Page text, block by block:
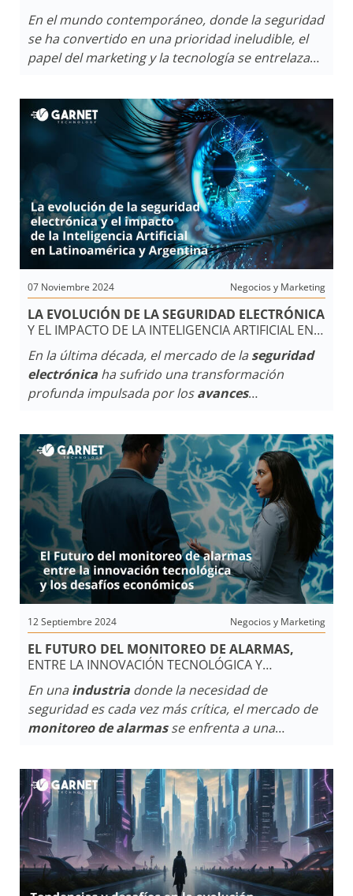
SEGURIDAD
En el mundo contemporáneo, donde la seguridad
se ha convertido en una prioridad ineludible, el
papel del marketing y la tecnología se entrelazan
explorando cada vez más estas dos fuerzas que
convergen para no solo promover productos,
para crear un valor genuino para los
. A través de estrategias innovadoras y el
aprovechamiento de herramientas como la
inteligencia artificial, se redefine el concepto de
seguridad, adaptándonos a un panorama
dinámico y ofreciendo soluciones que van más
allá de las expectativas convencionales.
07 Noviembre 2024 Negocios y Marketing
LA EVOLUCIÓN DE LA SEGURIDAD ELECTRÓNICA
Y EL IMPACTO DE LA INTELIGENCIA ARTIFICIAL EN
LATINOAMÉRICA Y ARGENTINA
En la última década, el mercado de la seguridad
electrónica ha sufrido una transformación
profunda impulsada por losavances
seguridad tanto en espacios públicos como
privados. Lainteligencia artificial (IA), el
Internet de las Cosas (IoT),y loshogares
inteligentes son los motores de esta evolución,
no solo a nivel global, sino también enArgentina
y el resto de
Latinoamérica.
12 Septiembre 2024 Negocios y Marketing
EL FUTURO DEL MONITOREO DE ALARMAS,
ENTRE LA INNOVACIÓN TECNOLÓGICA Y
LOS DESAFÍOS ECONÓMICOS
En una industria donde la necesidad de
seguridad es cada vez más crítica, el mercado de
monitoreo de alarmasse enfrenta a una
y un crecimiento de demanda limitado, el sector
debe replantear sus estrategias. La diversificación
y un enfoque renovado en la prevención podrían
ser clave para el éxito en un entorno económico
desafiante y en constante transformación.